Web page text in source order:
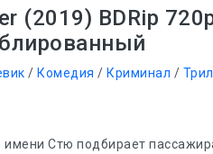
(2019) BDRip
/Комедия /Криминал /
Стю подбирает